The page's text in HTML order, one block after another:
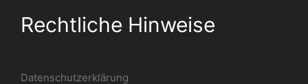
Rechtliche Hinweise
Datenschutzerklärung